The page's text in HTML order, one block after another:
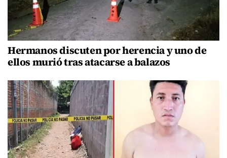
Hermanos discuten por herencia y uno de
ellos murió tras atacarse a balazos